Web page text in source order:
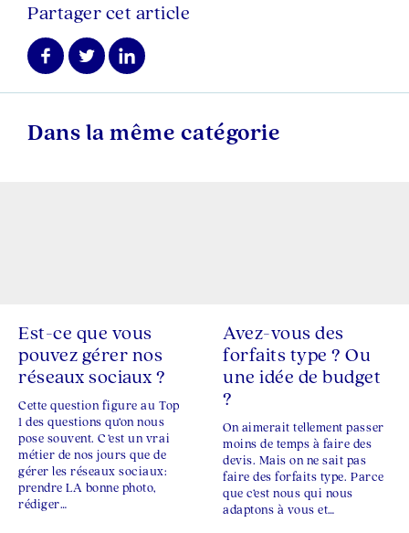
Partager cet article
Dans la même catégorie
Est-ce que vous
pouvez gérer nos
réseaux sociaux ?
Cette question figure au Top
1 des questions qu’on nous
pose souvent. C’est un vrai
métier de nos jours que de
gérer les réseaux sociaux:
prendre LA bonne photo,
rédiger…
Avez-vous des
forfaits type ? Ou
une idée de budget
?
On aimerait tellement passer
moins de temps à faire des
devis. Mais on ne sait pas
faire des forfaits type. Parce
que c’est nous qui nous
adaptons à vous et…